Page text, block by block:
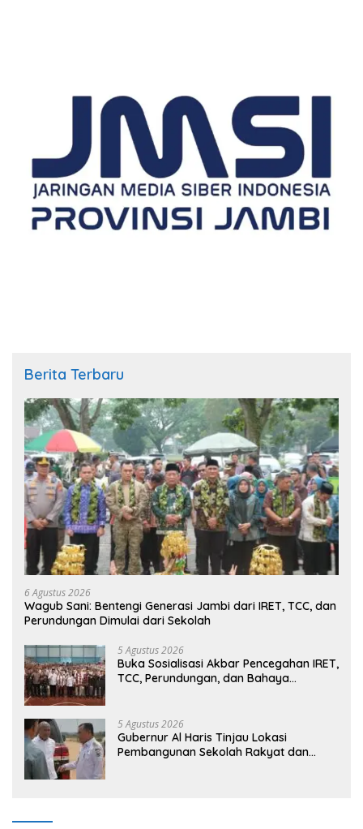
Berita Terbaru
6 Agustus 2026
Wagub Sani: Bentengi Generasi Jambi dari IRET, TCC, dan
Perundungan Dimulai dari Sekolah
5 Agustus 2026
Buka Sosialisasi Akbar Pencegahan IRET,
TCC, Perundungan, dan Bahaya
masa depan sudah ada di tangan”
5 Agustus 2026
Gubernur Al Haris Tinjau Lokasi
Pembangunan Sekolah Rakyat dan